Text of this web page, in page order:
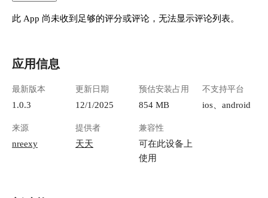
此 App 尚未收到足够的评分或评论，无法显示评论列表。
应用信息
最新版本
1.0.3
更新日期
12/1/2025
预估安装占用
854 MB
不支持平台
ios、android
来源
nreexy
提供者
天天
兼容性
可在此设备上
使用